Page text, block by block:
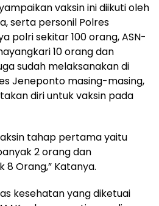
vaksin ini diikuti oleh
serta personil Polres
polri sekitar 100 orang, ASN-
10 orang dan
sudah melaksanakan di
Jeneponto masing-masing,
diri untuk vaksin pada
tahap pertama yaitu
2 orang dan
8 Orang,” Katanya.
kesehatan yang diketuai